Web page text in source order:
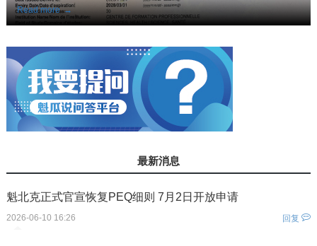
Read more →
最新消息
魁北克正式官宣恢复PEQ细则 7月2日开放申请
2026-06-10 16:26
回复